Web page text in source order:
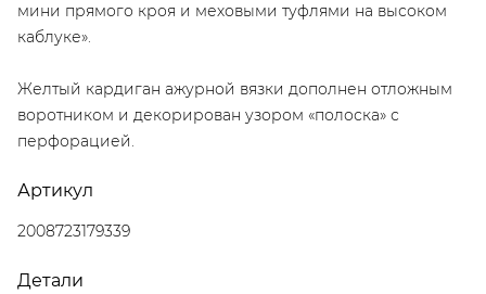
мини прямого кроя и меховыми туфлями на высоком
каблуке».
Желтый кардиган ажурной вязки дополнен отложным
воротником и декорирован узором «полоска» с
перфорацией.
Артикул
2008723179339
Детали